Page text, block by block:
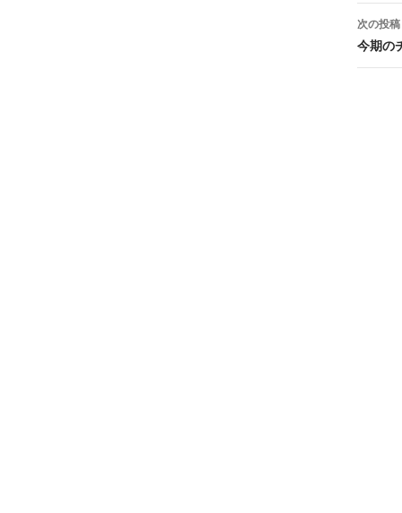
ナ
ビ
次の投稿
今期の